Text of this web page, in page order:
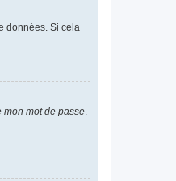
données. Si cela
mon mot de passe